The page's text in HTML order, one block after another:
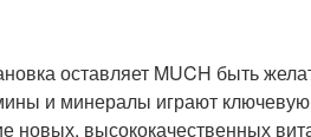
оставляет MUCH быть
и минералы играют
новых, высококачественных